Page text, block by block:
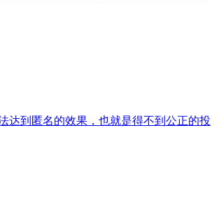
达到匿名的效果，也就是得不到公正的投